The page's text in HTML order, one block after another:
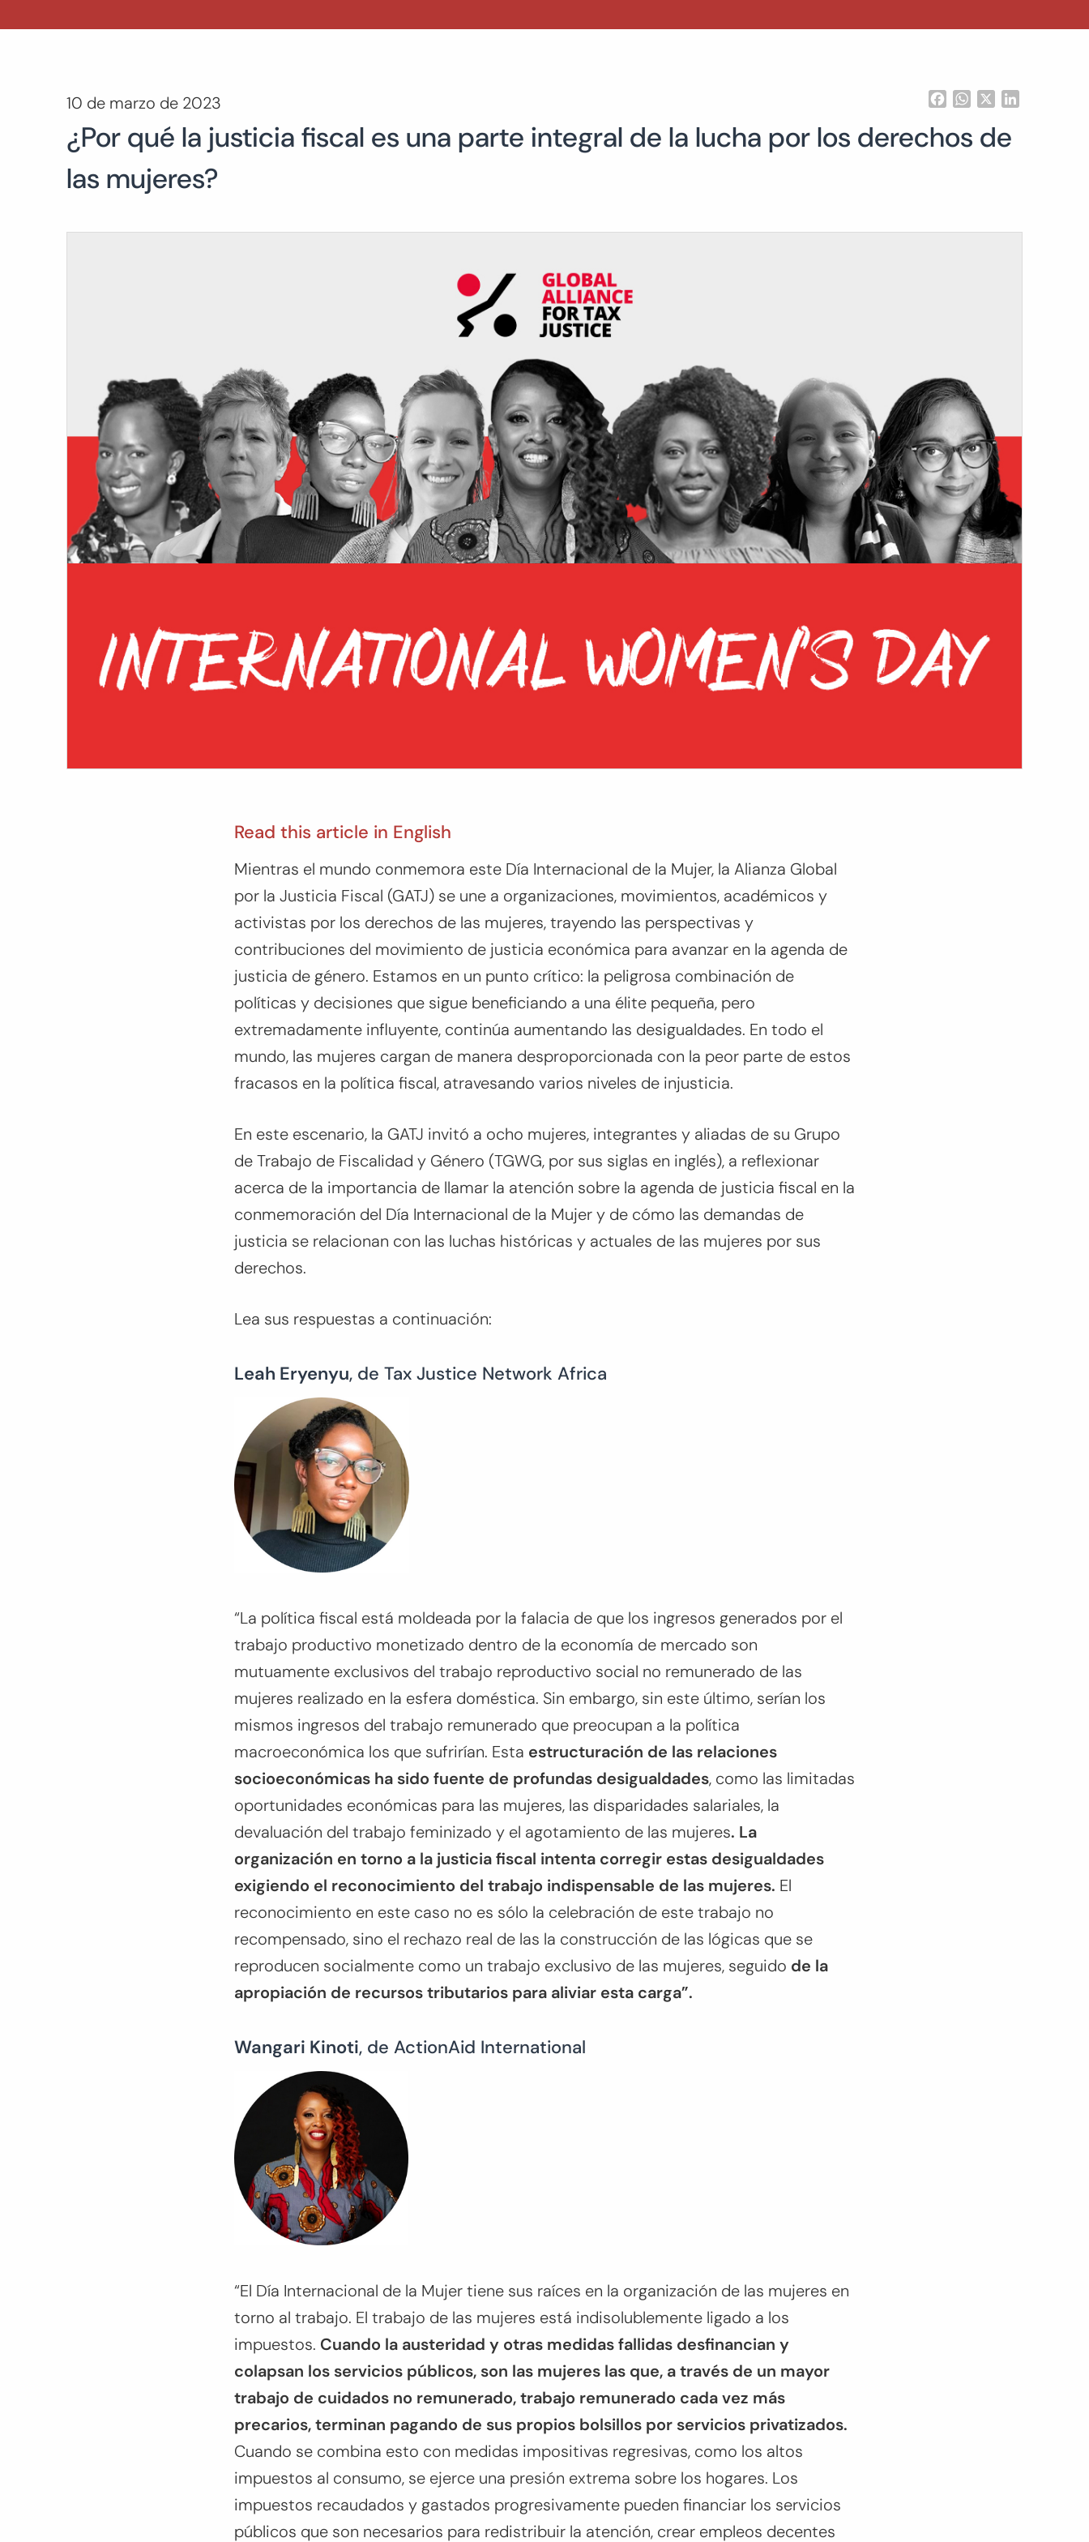
10 de marzo de 2023 FacebookWhatsApp
¿Por qué la justicia fiscal es una parte integral de la lucha por los derechos de
las mujeres?
Read this article in English
Mientras el mundo conmemora este Día Internacional de la Mujer, la Alianza Global
por la Justicia Fiscal (GATJ) se une a organizaciones, movimientos, académicos y
activistas por los derechos de las mujeres, trayendo las perspectivas y
contribuciones del movimiento de justicia económica para avanzar en la agenda de
justicia de género. Estamos en un punto crítico: la peligrosa combinación de
políticas y decisiones que sigue beneficiando a una élite pequeña, pero
extremadamente influyente, continúa aumentando las desigualdades. En todo el
mundo, las mujeres cargan de manera desproporcionada con la peor parte de estos
fracasos en la política fiscal, atravesando varios niveles de injusticia.
En este escenario, la GATJ invitó a ocho mujeres, integrantes y aliadas de su Grupo
de Trabajo de Fiscalidad y Género (TGWG, por sus siglas en inglés), a reflexionar
acerca de la importancia de llamar la atención sobre la agenda de justicia fiscal en la
conmemoración del Día Internacional de la Mujer y de cómo las demandas de
justicia se relacionan con las luchas históricas y actuales de las mujeres por sus
derechos.
Lea sus respuestas a continuación:
Leah Eryenyu, de Tax Justice Network Africa
“La política fiscal está moldeada por la falacia de que los ingresos generados por el
trabajo productivo monetizado dentro de la economía de mercado son
mutuamente exclusivos del trabajo reproductivo social no remunerado de las
mujeres realizado en la esfera doméstica. Sin embargo, sin este último, serían los
mismos ingresos del trabajo remunerado que preocupan a la política
macroeconómica los que sufrirían. Esta estructuración de las relaciones
socioeconómicas ha sido fuente de profundas desigualdades, como las limitadas
oportunidades económicas para las mujeres, las disparidades salariales, la
devaluación del trabajo feminizado y el agotamiento de las mujeres. La
organización en torno a la justicia fiscal intenta corregir estas desigualdades
exigiendo el reconocimiento del trabajo indispensable de las mujeres. El
reconocimiento en este caso no es sólo la celebración de este trabajo no
recompensado, sino el rechazo real de las la construcción de las lógicas que se
reproducen socialmente como un trabajo exclusivo de las mujeres, seguido de la
apropiación de recursos tributarios para aliviar esta carga”.
Wangari Kinoti, de ActionAid International
“El Día Internacional de la Mujer tiene sus raíces en la organización de las mujeres en
torno al trabajo. El trabajo de las mujeres está indisolublemente ligado a los
impuestos. Cuando la austeridad y otras medidas fallidas desfinancian y
colapsan los servicios públicos, son las mujeres las que, a través de un mayor
trabajo de cuidados no remunerado, trabajo remunerado cada vez más
precarios, terminan pagando de sus propios bolsillos por servicios privatizados.
Cuando se combina esto con medidas impositivas regresivas, como los altos
impuestos al consumo, se ejerce una presión extrema sobre los hogares. Los
impuestos recaudados y gastados progresivamente pueden financiar los servicios
públicos que son necesarios para redistribuir la atención, crear empleos decentes